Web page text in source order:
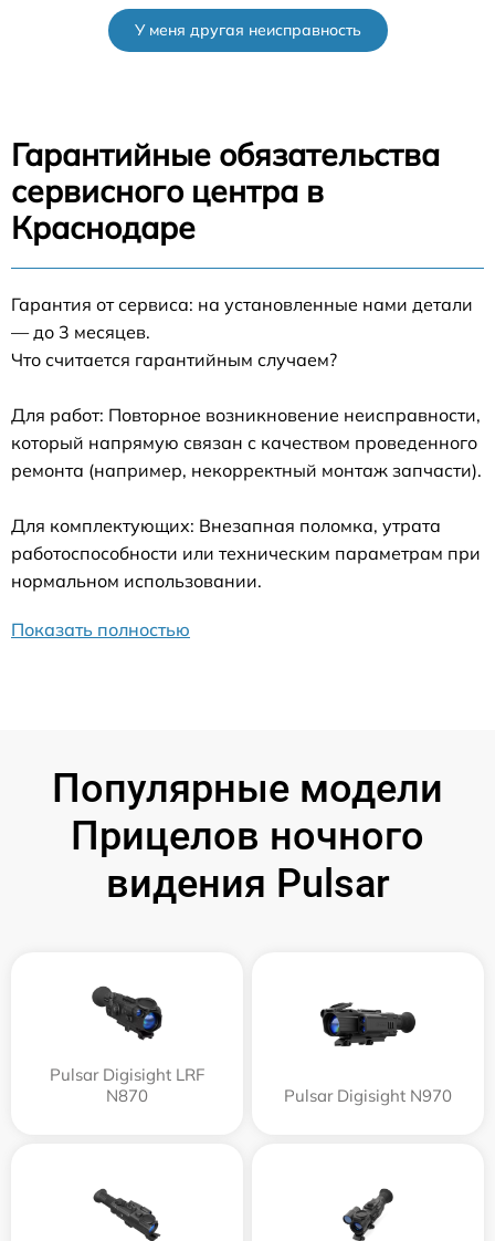
У меня другая неисправность
Гарантийные обязательства
сервисного центра в
Краснодаре
Гарантия от сервиса: на установленные нами детали
— до 3 месяцев.
Что считается гарантийным случаем?
Для работ: Повторное возникновение неисправности,
который напрямую связан с качеством проведенного
ремонта (например, некорректный монтаж запчасти).
Для комплектующих: Внезапная поломка, утрата
работоспособности или техническим параметрам при
нормальном использовании.
Показать полностью
Популярные модели
Прицелов ночного
видения Pulsar
Pulsar Digisight LRF
N870
Pulsar Digisight N970